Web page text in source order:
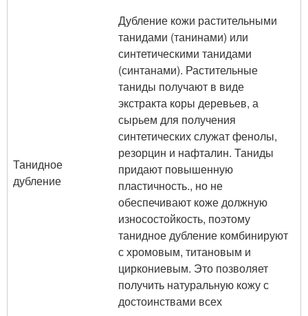
Танидное
дубление
Дубление кожи растительными
танидами (танинами) или
синтетическими танидами
(синтанами). Растительные
таниды получают в виде
экстракта коры деревьев, а
сырьем для получения
синтетических служат фенолы,
резорцин и нафталин. Таниды
придают повышенную
пластичность., но не
обеспечивают коже должную
износостойкость, поэтому
танидное дубление комбинируют
с хромовым, титановым и
циркониевым. Это позволяет
получить натуральную кожу с
достоинствами всех